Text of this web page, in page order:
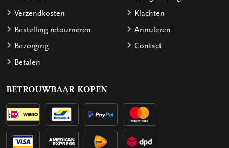
Verzendkosten
Bestelling retourneren
Bezorging
Betalen
Klachten
Annuleren
Contact
BETROUWBAAR KOPEN